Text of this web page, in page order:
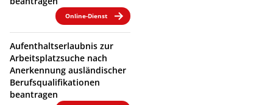
Online-Dienst
Aufenthaltserlaubnis zur
Arbeitsplatzsuche nach
Anerkennung ausländischer
Berufsqualifikationen
beantragen